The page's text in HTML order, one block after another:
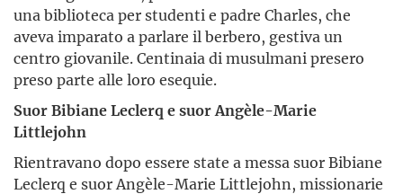
una biblioteca per studenti e padre Charles, che
aveva imparato a parlare il berbero, gestiva un
centro giovanile. Centinaia di musulmani presero
preso parte alle loro esequie.
Suor Bibiane Leclerq e suor Angèle-Marie
Littlejohn
Rientravano dopo essere state a messa suor Bibiane
Leclerq e suor Angèle-Marie Littlejohn, missionarie